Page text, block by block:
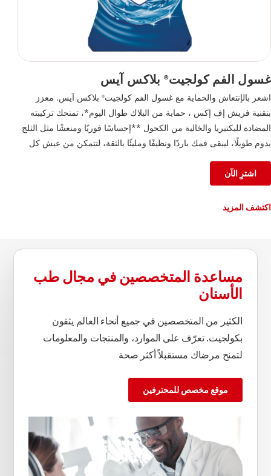
غسول الفم كولجيت®بلاكس آيس
اشعر بالإنتعاش والحماية مع غسول الفم كولجيت® بلاكس آيس. معزز
بتقنية فريش إف إكس ، حماية من البلاك طوال اليوم*، تمنحك تركيبته
المضادة للبكتيريا والخالية من الكحول **إحساسًا فوريًا ومنعشًا مثل الثلج
يدوم طويلًا، ليبقى فمك باردًا ونظيفًا ومليئًا بالثقة، لتتمكن من عيش كل
اشترِ الآن
اكتشف المزيد
مساعدة المتخصصين في مجال طب
الأسنان
الكثير من المتخصصين في جميع أنحاء العالم يثقون
بكولجيت. تعرّف على الموارد، والمنتجات والمعلومات
لتمنح مرضاك مستقبلاً أكثر صحة
موقع مخصص للمحترفين